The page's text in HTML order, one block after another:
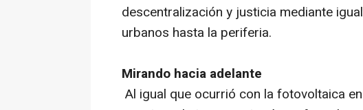
descentralización y justicia mediante
urbanos hasta la periferia.
Mirando hacia adelante
Al igual que ocurrió con la fotovoltaica